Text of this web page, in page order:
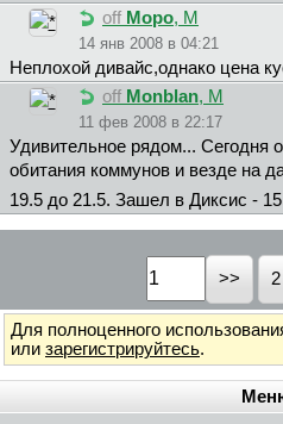
off Mopo, М
14 янв 2008 в 04:21
Неплохой дивайс,однако цена
off Monblan, М
11 фев 2008 в 22:17
Удивительное рядом... Сегодня
обитания коммунов и везде на
19.5 до 21.5. Зашел в Диксис - 15
2
Для полноценного
или зарегистрируйтесь.